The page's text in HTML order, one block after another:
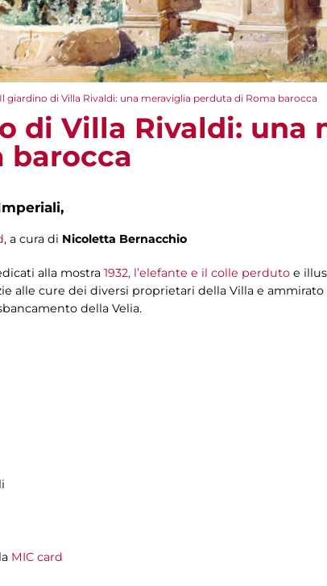
giardino di Villa Rivaldi: una meraviglia perduta di Roma barocca
di Villa Rivaldi: una
barocca
, a cura di Nicoletta Bernacchio
alla mostra 1932, l’elefante e il colle perduto e
alle cure dei diversi proprietari della Villa e
della Velia.
MIC card